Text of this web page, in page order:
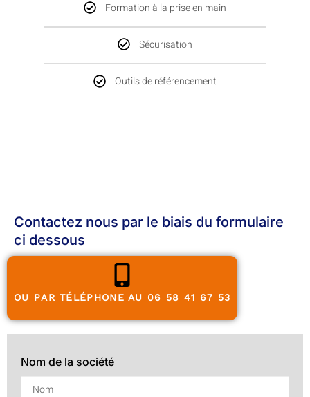
Formation à la prise en main
Sécurisation
Outils de référencement
Contactez nous par le biais du formulaire
ci dessous
OU PAR TÉLÉPHONE AU 06 58 41 67 53
Nom de la société